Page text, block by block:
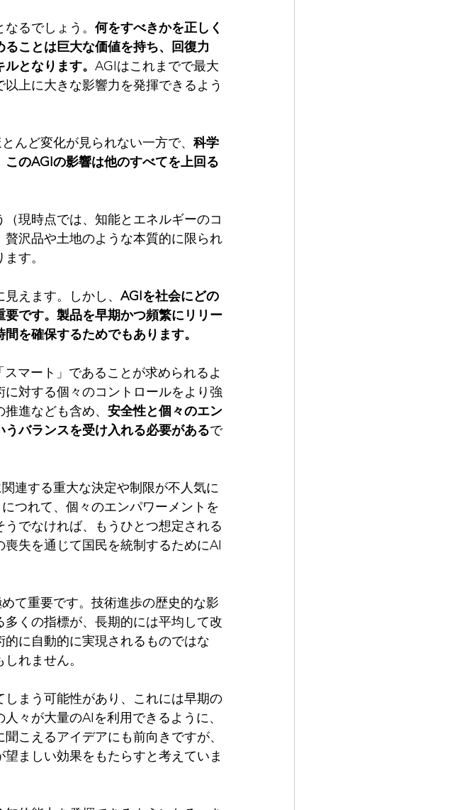
るでしょう。 何をすべきかを正しく
ことは巨大な価値を持ち、回復力
となります。 AGIはこれまでで最大
上に大きな影響力を発揮できるよう
んど変化が見られない一方で、 科学
のAGIの影響は他のすべてを上回る
現時点では、知能とエネルギーのコ
沢品や土地のような本質的に限られ
す。
えます。しかし、 AGIを社会にどの
です。製品を早期かつ頻繁にリリー
を確保するためでもあります。
マート」であることが求められるよ
対する個々のコントロールをより強
進なども含め、 安全性と個々のエン
バランスを受け入れる必要があるで
連する重大な決定や制限が不人気に
つれて、個々のエンパワーメントを
でなければ、もうひとつ想定される
失を通じて国民を統制するためにAI
て重要です。技術進歩の歴史的な影
くの指標が、長期的には平均して改
に自動的に実現されるものではな
れません。
まう可能性があり、これには早期の
々が大量のAIを利用できるように、
こえるアイデアにも前向きですが、
ましい効果をもたらすと考えていま